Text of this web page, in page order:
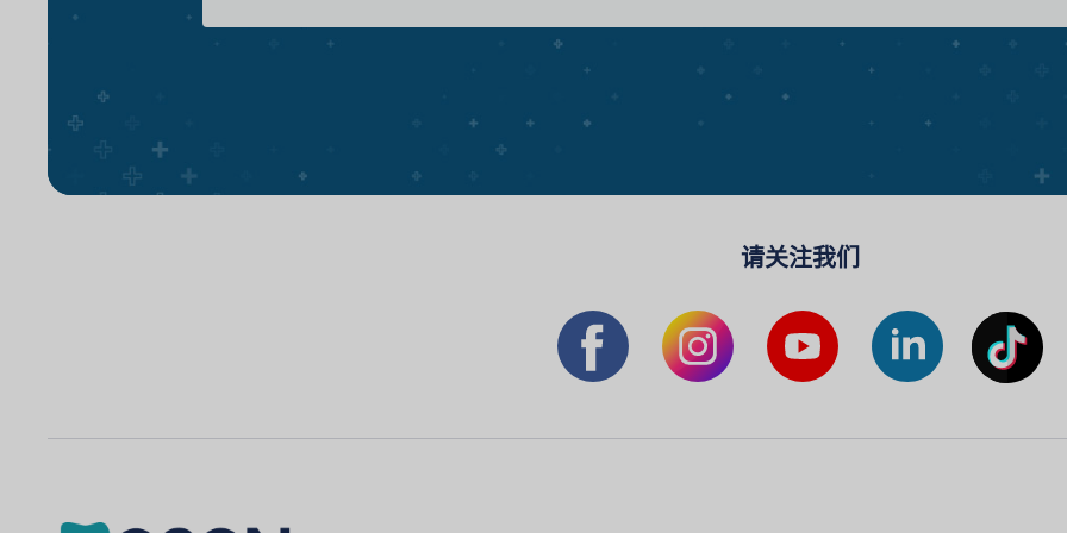
请关注我们